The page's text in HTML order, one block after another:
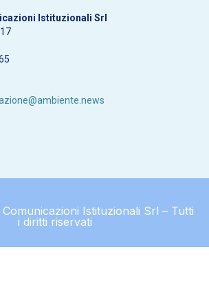
Istituzionali Srl
Istituzionali Srl – Tutti
i diritti riservati